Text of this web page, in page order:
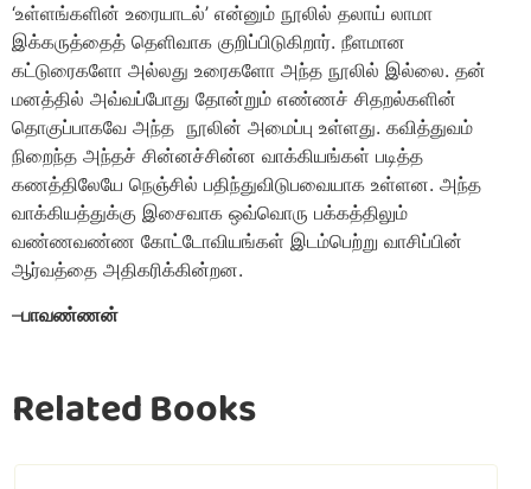
‘உள்ளங்களின் உரையாடல்’ என்னும் நூலில் தலாய் லாமா
இக்கருத்தைத் தெளிவாக குறிப்பிடுகிறார். நீளமான
கட்டுரைகளோ அல்லது உரைகளோ அந்த நூலில் இல்லை. தன்
மனத்தில் அவ்வப்போது தோன்றும் எண்ணச் சிதறல்களின்
தொகுப்பாகவே அந்த நூலின் அமைப்பு உள்ளது. கவித்துவம்
நிறைந்த அந்தச் சின்னச்சின்ன வாக்கியங்கள் படித்த
கணத்திலேயே நெஞ்சில் பதிந்துவிடுபவையாக உள்ளன. அந்த
வாக்கியத்துக்கு இசைவாக ஒவ்வொரு பக்கத்திலும்
வண்ணவண்ண கோட்டோவியங்கள் இடம்பெற்று வாசிப்பின்
ஆர்வத்தை அதிகரிக்கின்றன.
–பாவண்ணன்
Related Books